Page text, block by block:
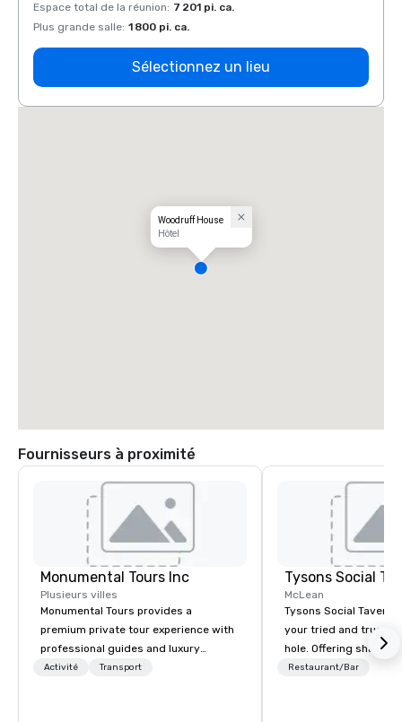
Espace total de la réunion: 7 201 pi. ca.
Plus grande salle: 1 800 pi. ca.
Sélectionnez un lieu
Woodruff House
Hôtel
Fournisseurs à proximité
Monumental Tours Inc
Plusieurs villes
Monumental Tours provides a
premium private tour experience with
professional guides and luxury
transportation in the Washington DC
Activité Transport
Tysons Social
McLean
Tysons Social Tavern
your tried and true
hole. Offering
inspired by local
Restaurant/Bar